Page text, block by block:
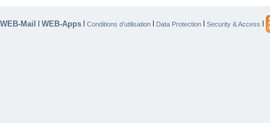
WEB-Mail | WEB-Apps | Conditions d’utilisation | Data Protection | Security & Access |